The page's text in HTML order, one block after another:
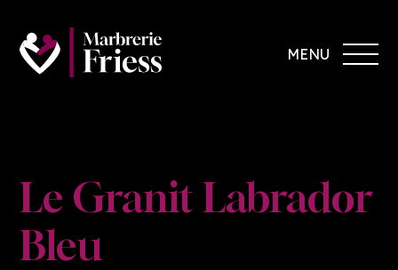
MENU
Le Granit Labrador
Bleu